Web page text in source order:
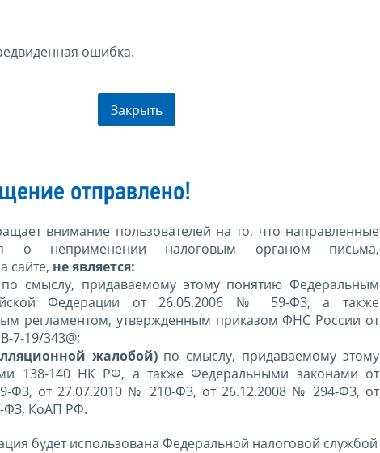
ошибка.
Закрыть
отправлено!
внимание пользователей на то, что направленные
о неприменении налоговым органом письма,
сайте, не является:
по смыслу, придаваемому этому понятию Федеральным
Федерации от 26.05.2006 № 59-ФЗ, а также
регламентом, утвержденным приказом ФНС России от
7-19/343@;
жалобой)по смыслу, придаваемому этому
138-140 НК РФ, а также Федеральными законами от
ФЗ, от 27.07.2010 № 210-ФЗ, от 26.12.2008 № 294-ФЗ, от
ФЗ, КоАП РФ.
будет использована Федеральной налоговой службой